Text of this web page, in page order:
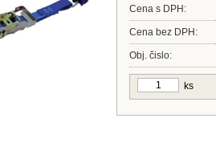
Cena s DPH:
Cena bez DPH:
Obj. čislo:
ks